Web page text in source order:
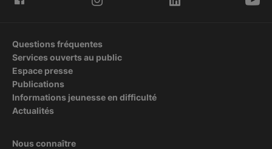
Questions fréquentes
Services ouverts au public
Espace presse
Publications
Informations jeunesse en difficulté
Actualités
Nous connaître